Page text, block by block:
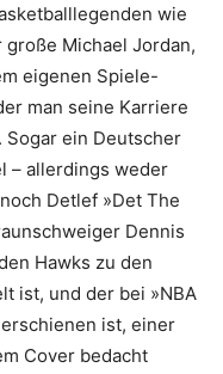
wie
Michael Jordan,
eigenen Spiele-
man seine Karriere
Sogar ein Deutscher
– allerdings weder
Detlef »Det The
Dennis
Hawks zu den
ist, und der bei »NBA
ist, einer
Cover bedacht